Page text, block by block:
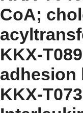
CoA;
KKX-
adhesion
KKX-